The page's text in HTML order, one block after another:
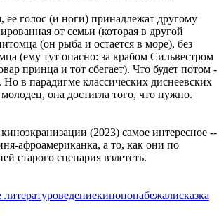
ее голос (и ноги) принадлежат другому
от семьи (которая в другой
(он рыба и остается в море), без
(ему тут опасно: за крабом Сильвестром
принца и тот сбегает). Что будет потом -
Но в парадигме классических диснеевских
она достигла того, что нужно.
(2023) самое интересное --
афроамериканка, а то, как они по
старого сценария взлететь.
кинопонабежалисказка